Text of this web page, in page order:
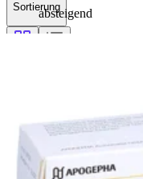
Sortierungabsteigend